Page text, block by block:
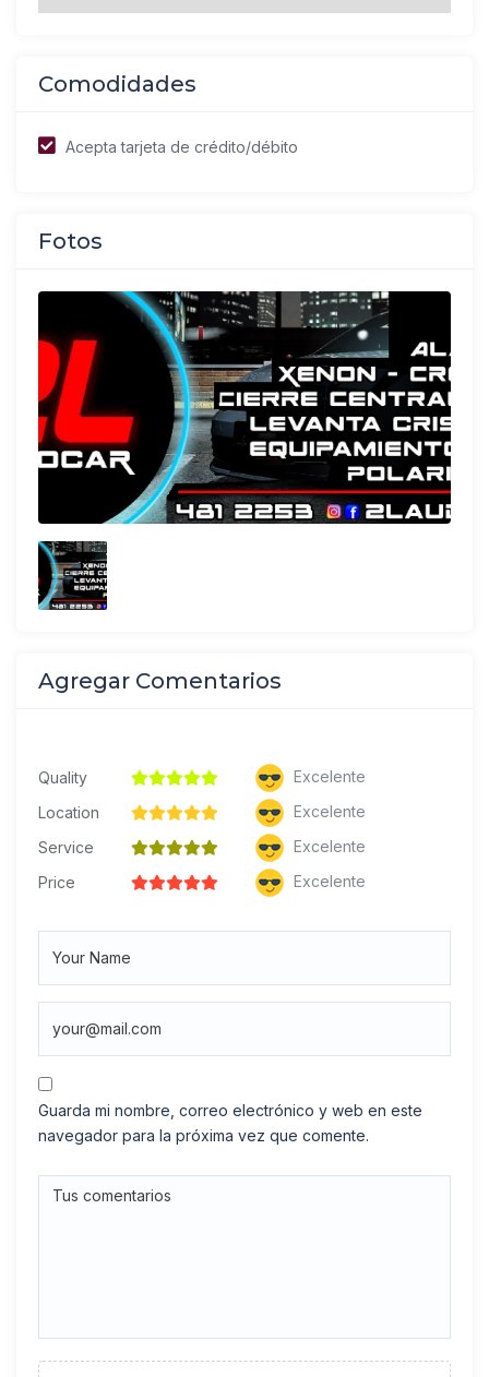
Comodidades
Acepta tarjeta de crédito/débito
Fotos
Agregar Comentarios
Quality
Excelente
Location
Excelente
Service
Excelente
Price
Excelente
Guarda mi nombre, correo electrónico y web en este
navegador para la próxima vez que comente.